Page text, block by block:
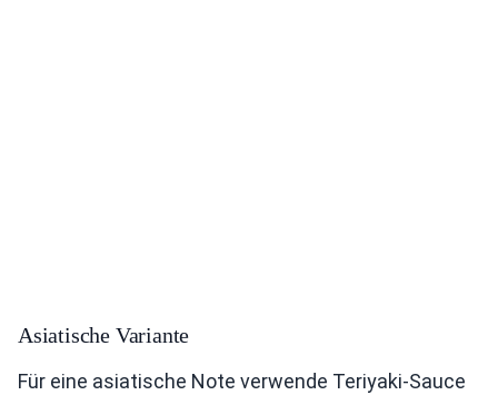
Asiatische Variante
Für eine asiatische Note verwende Teriyaki-Sauce